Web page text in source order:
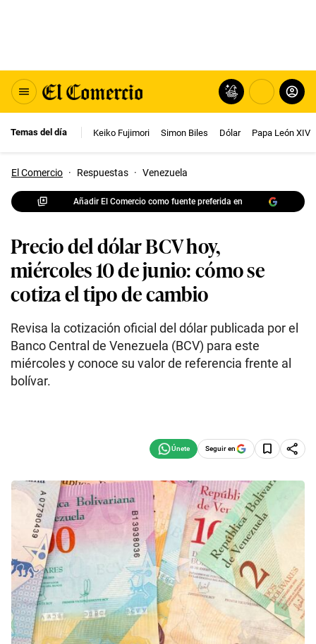
Temas del día Keiko Fujimori Simon Biles Dólar Papa León XIV
El Comercio · Respuestas · Venezuela
Añadir El Comercio como fuente preferida en
Precio del dólar BCV hoy,
miércoles 10 de junio: cómo se
cotiza el tipo de cambio
Revisa la cotización oficial del dólar publicada por el
Banco Central de Venezuela (BCV) para este
miércoles y conoce su valor de referencia frente al
bolívar.
Seguir en